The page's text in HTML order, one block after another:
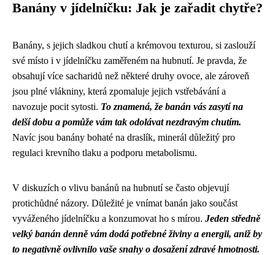
Banány v jídelníčku: Jak je zařadit chytře?
Banány, s jejich sladkou chutí a krémovou texturou, si zaslouží
své místo i v jídelníčku zaměřeném na hubnutí. Je pravda, že
obsahují více sacharidů než některé druhy ovoce, ale zároveň
jsou plné vlákniny, která zpomaluje jejich vstřebávání a
navozuje pocit sytosti. To znamená, že banán vás zasytí na
delší dobu a pomůže vám tak odolávat nezdravým chutím.
Navíc jsou banány bohaté na draslík, minerál důležitý pro
regulaci krevního tlaku a podporu metabolismu.
V diskuzích o vlivu banánů na hubnutí se často objevují
protichůdné názory. Důležité je vnímat banán jako součást
vyváženého jídelníčku a konzumovat ho s mírou. Jeden středně
velký banán denně vám dodá potřebné živiny a energii, aniž by
to negativně ovlivnilo vaše snahy o dosažení zdravé hmotnosti.